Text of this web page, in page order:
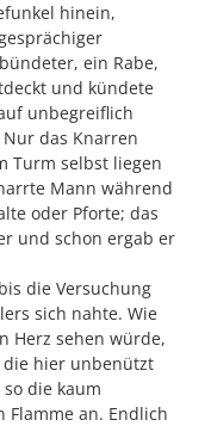
hinein,
ein Rabe,
und kündete
unbegreiflich
das Knarren
Turm selbst liegen
Mann während
oder Pforte; das
und schon ergab er
die Versuchung
sich nahte. Wie
Herz sehen würde,
die hier unbenützt
die kaum
an. Endlich